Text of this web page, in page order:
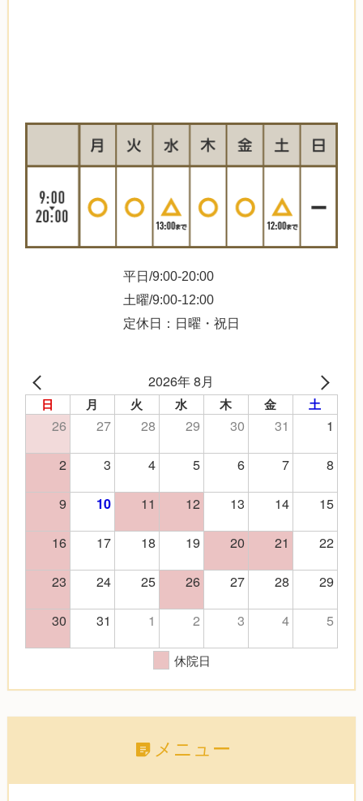
平日/9:00-20:00
土曜/9:00-12:00
定休日：日曜・祝日
2026年 8月
日 月 火 水 木 金 土
26 27 28 29 30 31
1
2
3 4 5 6 7
8
9
10 11 12 13 14
15
16
17 18 19 20 21
22
23
24 25 26 27 28
29
30
31 1 2 3 4 5
休院日
メニュー